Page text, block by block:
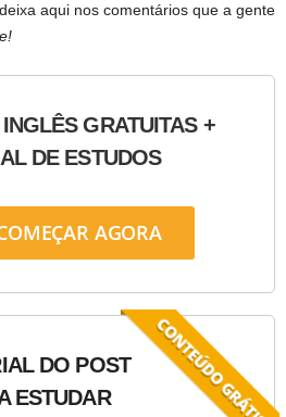
aqui nos comentários que a gente
GRATUITAS +
DE ESTUDOS
AGORA
DO POST
ESTUDAR